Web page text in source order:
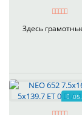
Здесь